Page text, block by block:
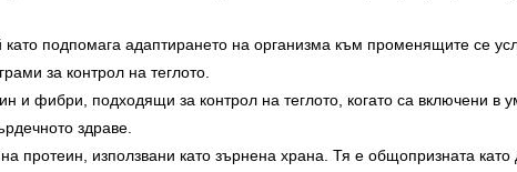
като подпомага адаптирането на организма към променящите се
за контрол на теглото.
и фибри, подходящи за контрол на теглото, когато са включени в
здраве.
протеин, използвани като зърнена храна. Тя е общопризната като